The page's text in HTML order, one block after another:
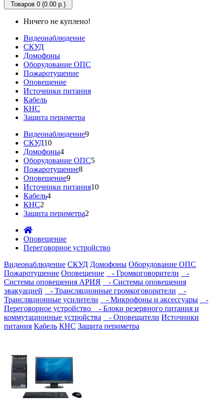
Товаров 0 (0.00 р.)
Ничего не куплено!
Видеонаблюдение
СКУД
Домофоны
Оборудование ОПС
Пожаротушение
Оповещение
Источники питания
Кабель
КНС
Защита периметра
Видеонаблюдение9
СКУД10
Домофоны4
Оборудование ОПС5
Пожаротушение8
Оповещение9
Источники питания10
Кабель4
КНС2
Защита периметра2
Оповещение
Переговорное устройство
Видеонаблюдение СКУД Домофоны Оборудование ОПС
Пожаротушение Оповещение - Громкоговорители
-
Системы оповещения АРИЯ
- Системы оповещения
эвакуацией
- Трансляционные громкоговорители
-
Трансляционные усилители
- Микрофоны и аксессуары
-
Переговорное устройство
- Блоки резервного питания и
коммутационные устройства
- Оповещатели Источники
питания Кабель КНС Защита периметра